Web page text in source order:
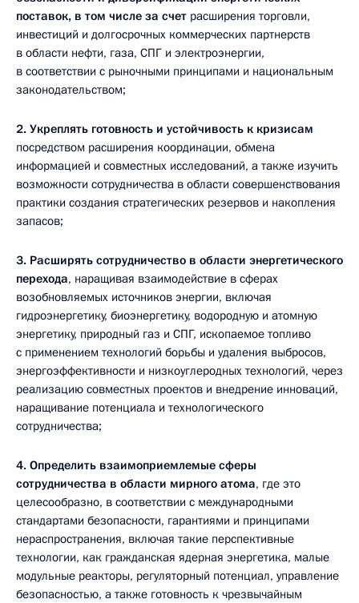
поставок, в том числе за счет расширения торговли,
инвестиций и долгосрочных коммерческих партнерств
в области нефти, газа, СПГ и электроэнергии,
в соответствии с рыночными принципами и национальным
законодательством;
2. Укреплять готовность и устойчивость к кризисам
посредством расширения координации, обмена
информацией и совместных исследований, а также изучить
возможности сотрудничества в области совершенствования
практики создания стратегических резервов и накопления
запасов;
3. Расширять сотрудничество в области энергетического
перехода, наращивая взаимодействие в сферах
возобновляемых источников энергии, включая
гидроэнергетику, биоэнергетику, водородную и атомную
энергетику, природный газ и СПГ, ископаемое топливо
с применением технологий борьбы и удаления выбросов,
энергоэффективности и низкоуглеродных технологий, через
реализацию совместных проектов и внедрение инноваций,
наращивание потенциала и технологического
сотрудничества;
4. Определить взаимоприемлемые сферы
сотрудничества в области мирного атома, где это
целесообразно, в соответствии с международными
стандартами безопасности, гарантиями и принципами
нераспространения, включая такие перспективные
технологии, как гражданская ядерная энергетика, малые
модульные реакторы, регуляторный потенциал, управление
безопасностью, а также готовность к чрезвычайным